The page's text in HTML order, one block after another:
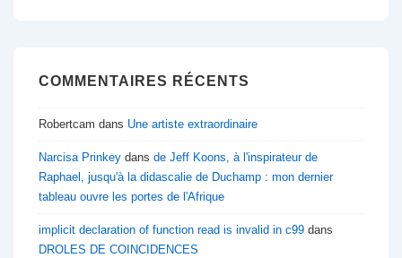
COMMENTAIRES RÉCENTS
Robertcam dans Une artiste extraordinaire
Narcisa Prinkey dans de Jeff Koons, à l'inspirateur de
Raphael, jusqu'à la didascalie de Duchamp : mon dernier
tableau ouvre les portes de l'Afrique
implicit declaration of function read is invalid in c99 dans
DROLES DE COINCIDENCES